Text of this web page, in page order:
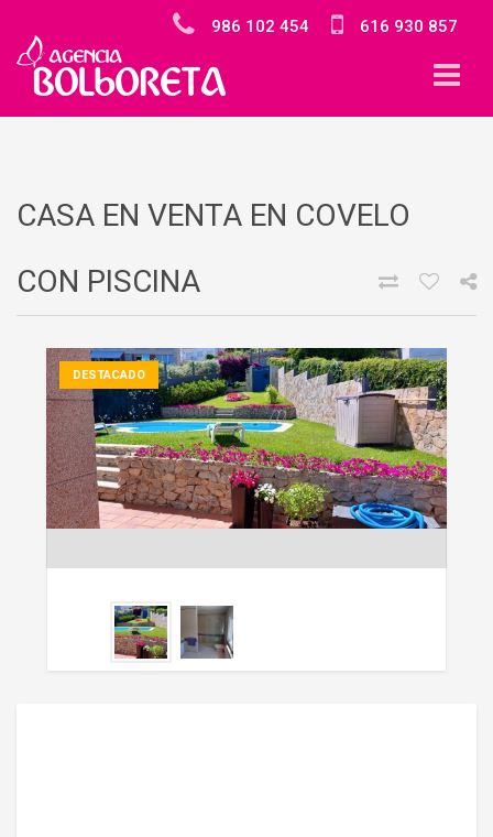
616 930 857
986 102 454
CASA EN VENTA EN COVELO
CON PISCINA
DESTACADO